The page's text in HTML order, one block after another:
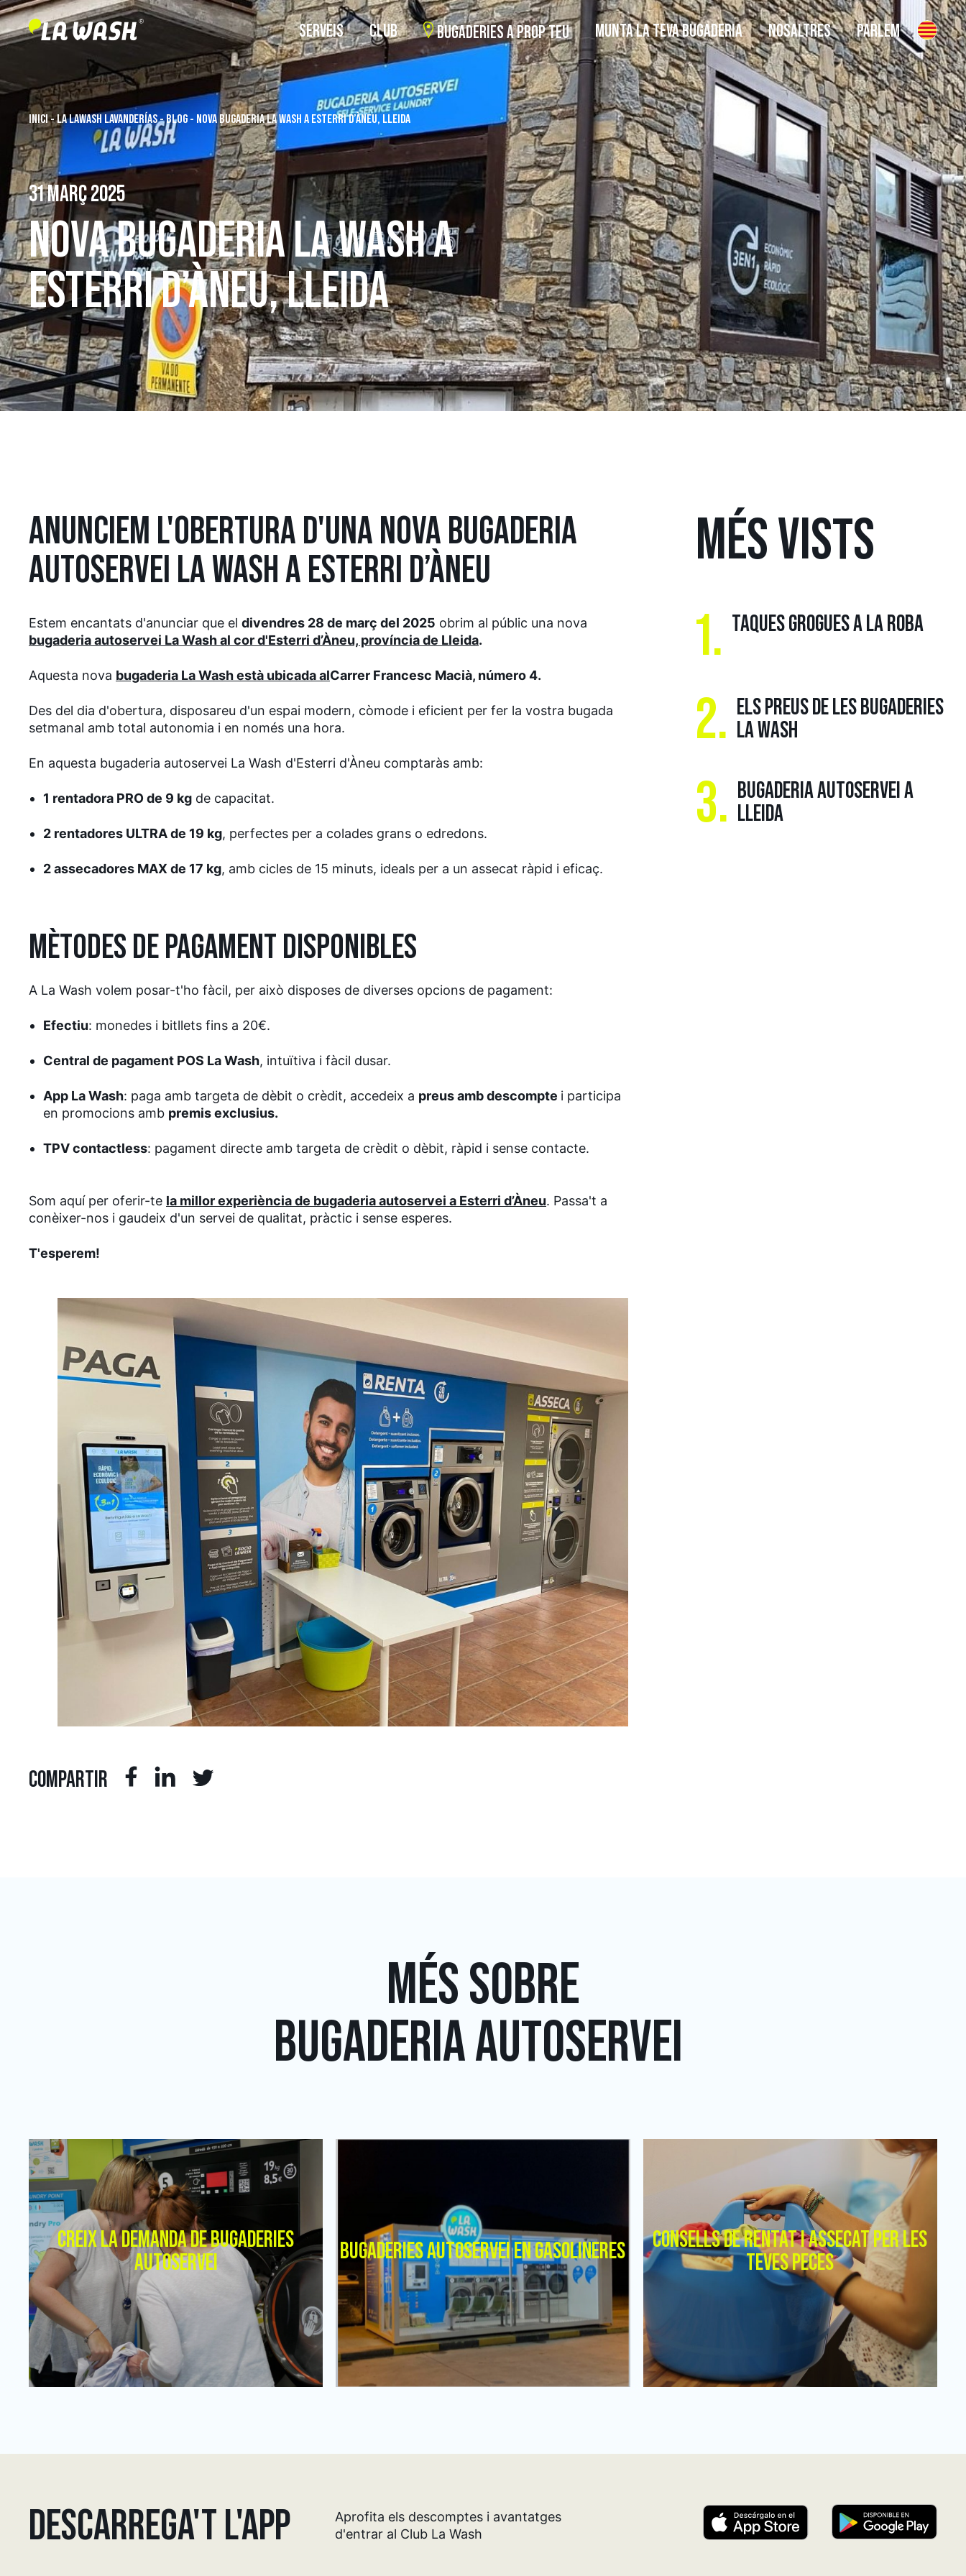
SERVEIS CLUB BUGADERIES A PROP TEU MUNTA LA TEVA BUGADERIA NOSALTRES PARLEM
INICI-LA LAWASH LAVANDERÍAS-BLOG - NOVA BUGADERIA LA WASH A ESTERRI D’ÀNEU, LLEIDA
31 MARÇ 2025
NOVA BUGADERIA LA WASH A
ESTERRI D’ÀNEU, LLEIDA
ANUNCIEM L'OBERTURA D'UNA NOVA BUGADERIA
AUTOSERVEI LA WASH A ESTERRI D’ÀNEU
Estem encantats d'anunciar que el divendres 28 de març del 2025 obrim al públic una nova
bugaderia autoservei La Wash al cor d'Esterri d’Àneu, província de Lleida.
Aquesta nova bugaderia La Wash està ubicada alCarrer Francesc Macià, número 4.
Des del dia d'obertura, disposareu d'un espai modern, còmode i eficient per fer la vostra bugada
setmanal amb total autonomia i en només una hora.
En aquesta bugaderia autoservei La Wash d'Esterri d'Àneu comptaràs amb:
1 rentadora PRO de 9 kg de capacitat.
2 rentadores ULTRA de 19 kg, perfectes per a colades grans o edredons.
2 assecadores MAX de 17 kg, amb cicles de 15 minuts, ideals per a un assecat ràpid i eficaç.
MÈTODES DE PAGAMENT DISPONIBLES
A La Wash volem posar-t'ho fàcil, per això disposes de diverses opcions de pagament:
Efectiu: monedes i bitllets fins a 20€.
Central de pagament POS La Wash, intuïtiva i fàcil dusar.
App La Wash: paga amb targeta de dèbit o crèdit, accedeix a preus amb descompte i participa
en promocions amb premis exclusius.
TPV contactless: pagament directe amb targeta de crèdit o dèbit, ràpid i sense contacte.
Som aquí per oferir-te la millor experiència de bugaderia autoservei a Esterri d’Àneu. Passa't a
conèixer-nos i gaudeix d'un servei de qualitat, pràctic i sense esperes.
T'esperem!
COMPARTIR
MÉS VISTS
1. TAQUES GROGUES A LA ROBA
2. ELS PREUS DE LES BUGADERIES
LA WASH
3. BUGADERIA AUTOSERVEI A
LLEIDA
MÉS SOBRE
BUGADERIA AUTOSERVEI
CREIX LA DEMANDA DE BUGADERIES
AUTOSERVEI
BUGADERIES AUTOSERVEI EN GASOLINERES
CONSELLS DE RENTAT I ASSECAT PER LES
TEVES PECES
DESCARREGA'T L'APP
Aprofita els descomptes i avantatges
d'entrar al Club La Wash